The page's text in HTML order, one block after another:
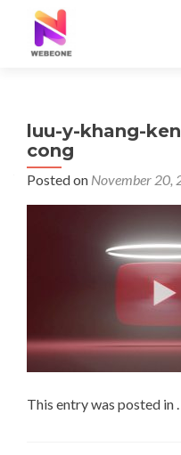
luu-y-khang-
cong
Posted on November 20,
This entry was posted in